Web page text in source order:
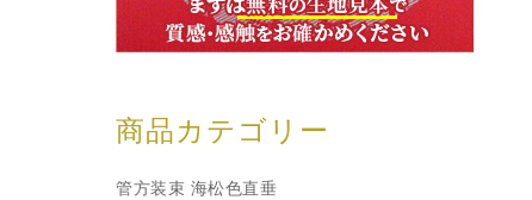
商品カテゴリー
管方装束 海松色直垂